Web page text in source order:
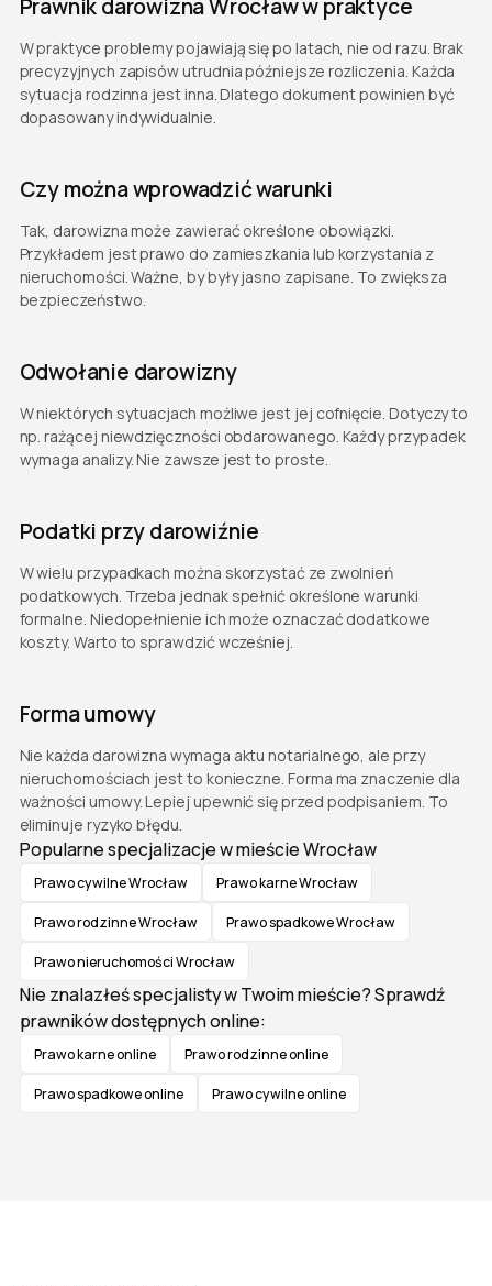
Prawnik darowizna Wrocław w praktyce
W praktyce problemy pojawiają się po latach, nie od razu. Brak
precyzyjnych zapisów utrudnia późniejsze rozliczenia. Każda
sytuacja rodzinna jest inna. Dlatego dokument powinien być
dopasowany indywidualnie.
Czy można wprowadzić warunki
Tak, darowizna może zawierać określone obowiązki.
Przykładem jest prawo do zamieszkania lub korzystania z
nieruchomości. Ważne, by były jasno zapisane. To zwiększa
bezpieczeństwo.
Odwołanie darowizny
W niektórych sytuacjach możliwe jest jej cofnięcie. Dotyczy to
np. rażącej niewdzięczności obdarowanego. Każdy przypadek
wymaga analizy. Nie zawsze jest to proste.
Podatki przy darowiźnie
W wielu przypadkach można skorzystać ze zwolnień
podatkowych. Trzeba jednak spełnić określone warunki
formalne. Niedopełnienie ich może oznaczać dodatkowe
koszty. Warto to sprawdzić wcześniej.
Forma umowy
Nie każda darowizna wymaga aktu notarialnego, ale przy
nieruchomościach jest to konieczne. Forma ma znaczenie dla
ważności umowy. Lepiej upewnić się przed podpisaniem. To
eliminuje ryzyko błędu.
Popularne specjalizacje w mieście Wrocław
Prawo cywilne Wrocław Prawo karne Wrocław
Prawo rodzinne Wrocław Prawo spadkowe Wrocław
Prawo nieruchomości Wrocław
Nie znalazłeś specjalisty w Twoim mieście? Sprawdź
prawników dostępnych online:
Prawo karne online Prawo rodzinne online
Prawo spadkowe online Prawo cywilne online